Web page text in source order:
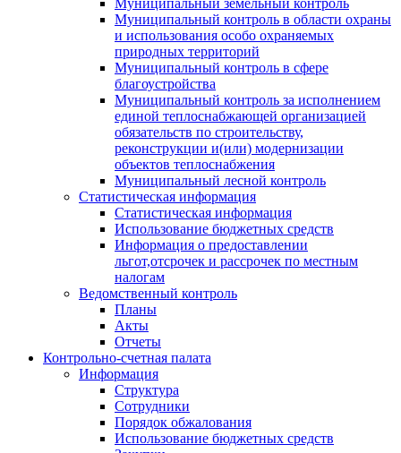
Муниципальный земельный контроль
Муниципальный контроль в области охраны
и использования особо охраняемых
природных территорий
Муниципальный контроль в сфере
благоустройства
Муниципальный контроль за исполнением
единой теплоснабжающей организацией
обязательств по строительству,
реконструкции и(или) модернизации
объектов теплоснабжения
Муниципальный лесной контроль
Статистическая информация
Статистическая информация
Использование бюджетных средств
Информация о предоставлении
льгот,отсрочек и рассрочек по местным
налогам
Ведомственный контроль
Планы
Акты
Отчеты
Контрольно-счетная палата
Информация
Структура
Сотрудники
Порядок обжалования
Использование бюджетных средств